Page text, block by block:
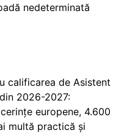
nedeterminată
calificarea de Asistent
2026-2027:
europene, 4.600
multă practică și